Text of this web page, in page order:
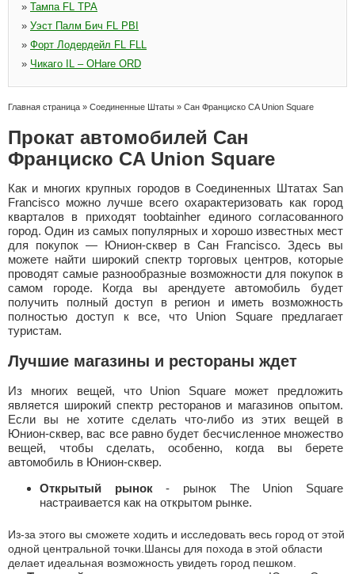
» Тампа FL TPA
» Уэст Палм Бич FL PBI
» Форт Лодердейл FL FLL
» Чикаго IL – OHare ORD
Главная страница » Соединенные Штаты » Сан Франциско CA Union Square
Прокат автомобилей Сан
Франциско CA Union Square
Как и многих крупных городов в Соединенных Штатах San
Francisco можно лучше всего охарактеризовать как город
кварталов в приходят toobtainher единого согласованного
город. Один из самых популярных и хорошо известных мест
для покупок — Юнион-сквер в Сан Francisco. Здесь вы
можете найти широкий спектр торговых центров, которые
проводят самые разнообразные возможности для покупок в
самом городе. Когда вы арендуете автомобиль будет
получить полный доступ в регион и иметь возможность
полностью доступ к все, что Union Square предлагает
туристам.
Лучшие магазины и рестораны ждет
Из многих вещей, что Union Square может предложить
является широкий спектр ресторанов и магазинов опытом.
Если вы не хотите сделать что-либо из этих вещей в
Юнион-сквер, вас все равно будет бесчисленное множество
вещей, чтобы сделать, особенно, когда вы берете
автомобиль в Юнион-сквер.
Открытый рынок- рынок The Union Square
настраивается как на открытом рынке.
Из-за этого вы сможете ходить и исследовать весь город от этой
одной центральной точки.Шансы для похода в этой области
делает идеальная возможность увидеть город пешком.